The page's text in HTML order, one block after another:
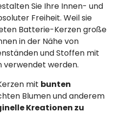
Sie Ihre Innen- und
Freiheit. Weil sie
Batterie-Kerzen große
in der Nähe von
und Stoffen mit
verwendet werden.
mit bunten
Blumen und anderem
Kreationen zu